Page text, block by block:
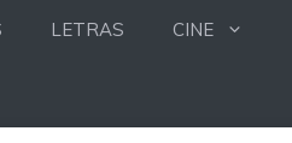
LETRAS CINE